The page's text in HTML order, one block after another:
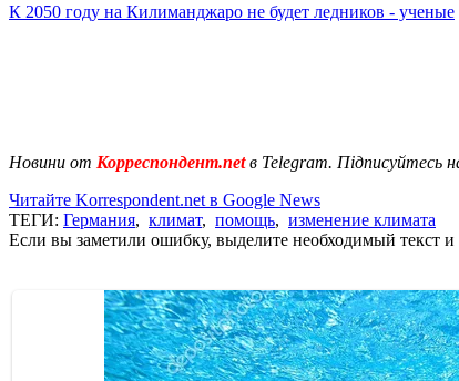
К 2050 году на Килиманджаро не будет ледников - ученые
Новини от Корреспондент.netв Telegram. Підписуйтесь
Читайте Korrespondent.net в Google News
ТЕГИ: Германия, климат, помощь, изменение климата
Если вы заметили ошибку, выделите необходимый текст